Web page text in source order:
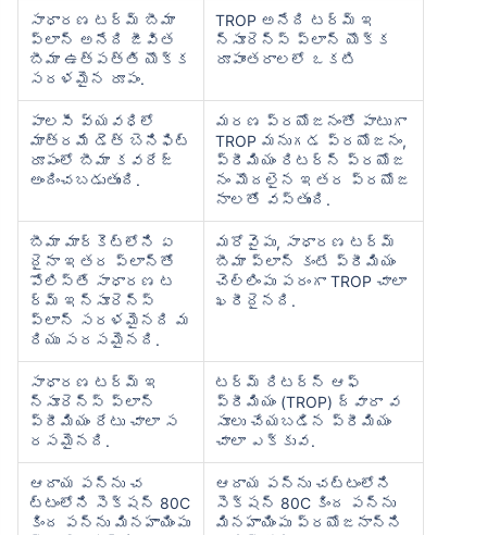
సాధారణ టర్మ్ బీమా
ప్లాన్ అనేది జీవిత
బీమా ఉత్పత్తి యొక్క
సరళమైన రూపం.
TROP అనేది టర్మ్ ఇ
న్సూరెన్స్ ప్లాన్ యొక్క
రూపాంతరాలలో ఒకటి
పాలసీ వ్యవధిలో
మాత్రమే డెత్ బెనిఫిట్
రూపంలో బీమా కవరేజ్
అందించబడుతుంది.
మరణ ప్రయోజనంతో పాటుగా
TROP మనుగడ ప్రయోజనం,
ప్రీమియం రిటర్న్ ప్రయోజ
నం మొదలైన ఇతర ప్రయోజ
నాలతో వస్తుంది.
బీమా మార్కెట్‌లోని ఏ
దైనా ఇతర ప్లాన్‌తో
పోలిస్తే సాధారణ ట
ర్మ్ ఇన్సూరెన్స్
ప్లాన్ సరళమైనది మ
రియు సరసమైనది.
మరోవైపు, సాధారణ టర్మ్
బీమా ప్లాన్ కంటే ప్రీమియం
చెల్లింపు పరంగా TROP చాలా
ఖరీదైనది.
సాధారణ టర్మ్ ఇ
న్సూరెన్స్ ప్లాన్
ప్రీమియం రేటు చాలా స
రసమైనది.
టర్మ్ రిటర్న్ ఆఫ్
ప్రీమియం (TROP) ద్వారా వ
సూలు చేయబడిన ప్రీమియం
చాలా ఎక్కువ.
ఆదాయ పన్ను చ
ట్టంలోని సెక్షన్ 80C
కింద పన్ను మినహాయింపు
ఆదాయ పన్ను చట్టంలోని
సెక్షన్ 80C కింద పన్ను
మినహాయింపు ప్రయోజనాన్ని